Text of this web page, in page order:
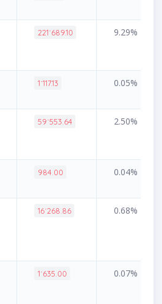
221˙689.10 9.29%
1˙117.13 0.05%
59˙553.64 2.50%
984.00 0.04%
16˙268.86 0.68%
1˙635.00 0.07%